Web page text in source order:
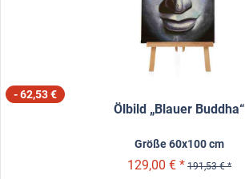
- 62,53 €
Ölbild „Blauer Buddha“
Größe 60x100 cm
129,00 € * 191,53 € *